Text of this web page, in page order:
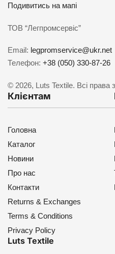
Подивитись на мапі
ТОВ “Легпромсервіс”
Email: legpromservice@ukr.net
Телефон: +38 (050) 330-87-26
© 2026, Luts Textile. Всі права
Клієнтам
Головна
Каталог
Новини
Про нас
Контакти
Returns & Exchanges
Terms & Conditions
Privacy Policy
Luts Textile